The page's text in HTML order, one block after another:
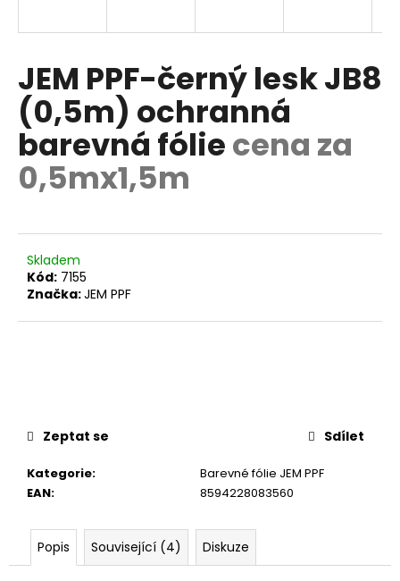
JEM PPF-černý lesk JB8
(0,5m) ochranná
barevná fóliecena za
0,5mx1,5m
Skladem
Kód: 7155
Značka:JEM PPF
Kategorie:
Barevné fólie JEM PPF
EAN: 8594228083560
Zeptat se Sdílet
Popis Související (4) Diskuze
t
?
D
o
p
m
e